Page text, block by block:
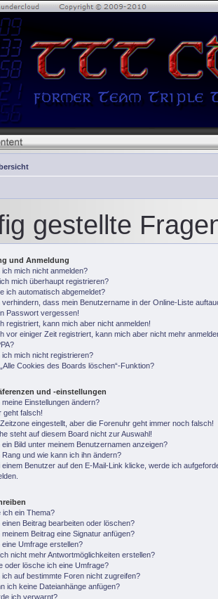
gestellte
und Anmeldung
mich nicht anmelden?
mich überhaupt registrieren?
ich automatisch abgemeldet?
verhindern, dass mein Benutzername in der Online-Liste
Passwort vergessen!
registriert, kann mich aber nicht anmelden!
vor einiger Zeit registriert, kann mich aber nicht mehr
mich nicht registrieren?
Cookies des Boards löschen“-Funktion?
und -einstellungen
Einstellungen ändern?
geht falsch!
eingestellt, aber die Forenuhr geht immer noch falsch!
steht auf diesem Board nicht zur Auswahl!
Bild unter meinem Benutzernamen anzeigen?
Rang und wie kann ich ihn ändern?
einem Benutzer auf den E-Mail-Link klicke, werde ich
ich ein Thema?
Beitrag bearbeiten oder löschen?
Beitrag eine Signatur anfügen?
Umfrage erstellen?
nicht mehr Antwortmöglichkeiten erstellen?
oder lösche ich eine Umfrage?
auf bestimmte Foren nicht zugreifen?
ich keine Dateianhänge anfügen?
ich verwarnt?